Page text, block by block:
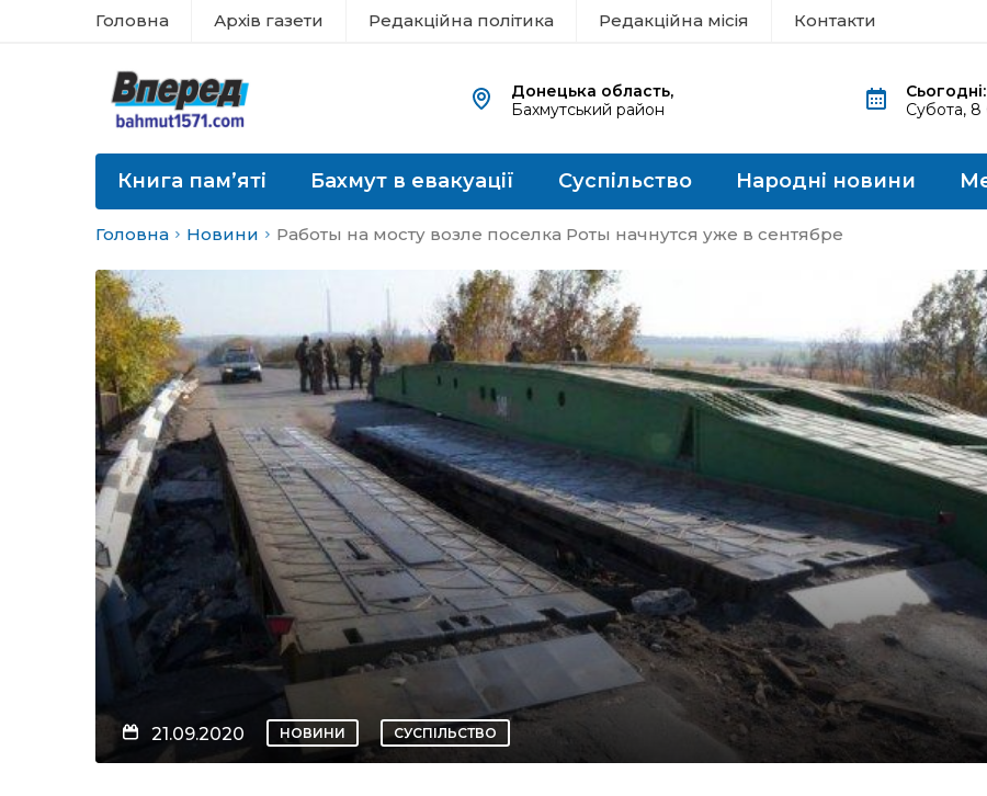
Головна Архів газети Редакційна політика Редакційна місія Контакти
Донецька область,
Бахмутський район
Сьогодні:
Субота, 8
Книга пам’яті Бахмут в евакуації Суспільство Народні новини
Головна Новини Работы на мосту возле поселка Роты начнутся уже в сентябре
21.09.2020 НОВИНИ СУСПІЛЬСТВО